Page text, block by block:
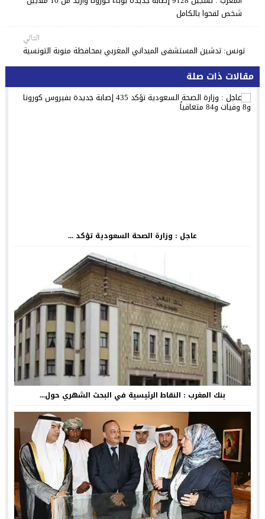
شخص لقحوا بالكامل
التالي
تونس: تدشين المستشفى الميداني المغربي بمحافظة منوبة التونسية
مقالات ذات صلة
عاجل : وزارة الصحة السعودية تؤكد ...
بنك المغرب : النقاط الرئيسية في البحث الشهري حول...